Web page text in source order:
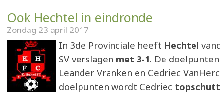
Ook Hechtel in eindronde
Zondag 23 april 2017
In 3de Provinciale heeft Hechtel
SV verslagen met 3-1. De
Leander Vranken en Cedriec
doelpunten wordt Cedriec